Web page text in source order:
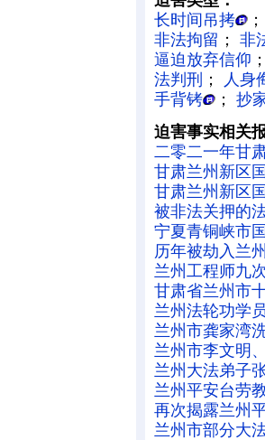
长时间吊拷
非法拘留 ； 非
逼迫放弃信仰
法判刑 ；
人身
手背铐
； 抄
迫害事实相关
二零二一年甘
甘肃兰州新区
甘肃兰州新区
被非法关押的
宁夏青铜峡市
历年被劫入兰
兰州工程师九
甘肃省兰州市
兰州法轮功学
兰州市龚家湾
兰州市李文明
兰州大法弟子
兰州平安台劳
再次揭露兰州
兰州市部分大